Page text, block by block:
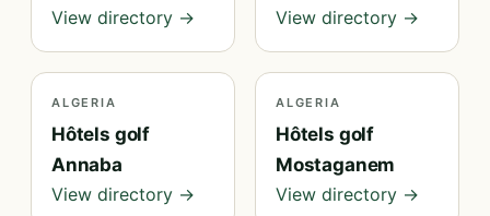
View directory →
View directory →
ALGERIA
Hôtels golf
Annaba
View directory →
ALGERIA
Hôtels golf
Mostaganem
View directory →